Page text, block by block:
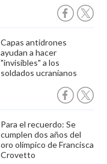
Capas antidrones
ayudan a hacer
"invisibles" a los
soldados ucranianos
Para el recuerdo: Se
cumplen dos años del
oro olímpico de Francisca
Crovetto